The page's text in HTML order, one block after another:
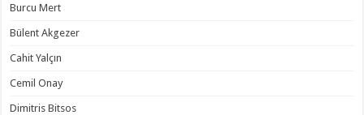
Burcu Mert
Bülent Akgezer
Cahit Yalçın
Cemil Onay
Dimitris Bitsos